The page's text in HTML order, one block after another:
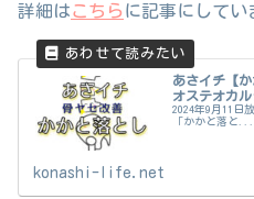
詳細はこちら に記事にしてい
あさイチ【
オステオカル
2024年9月11日
「かかと落と...
konashi-life.net